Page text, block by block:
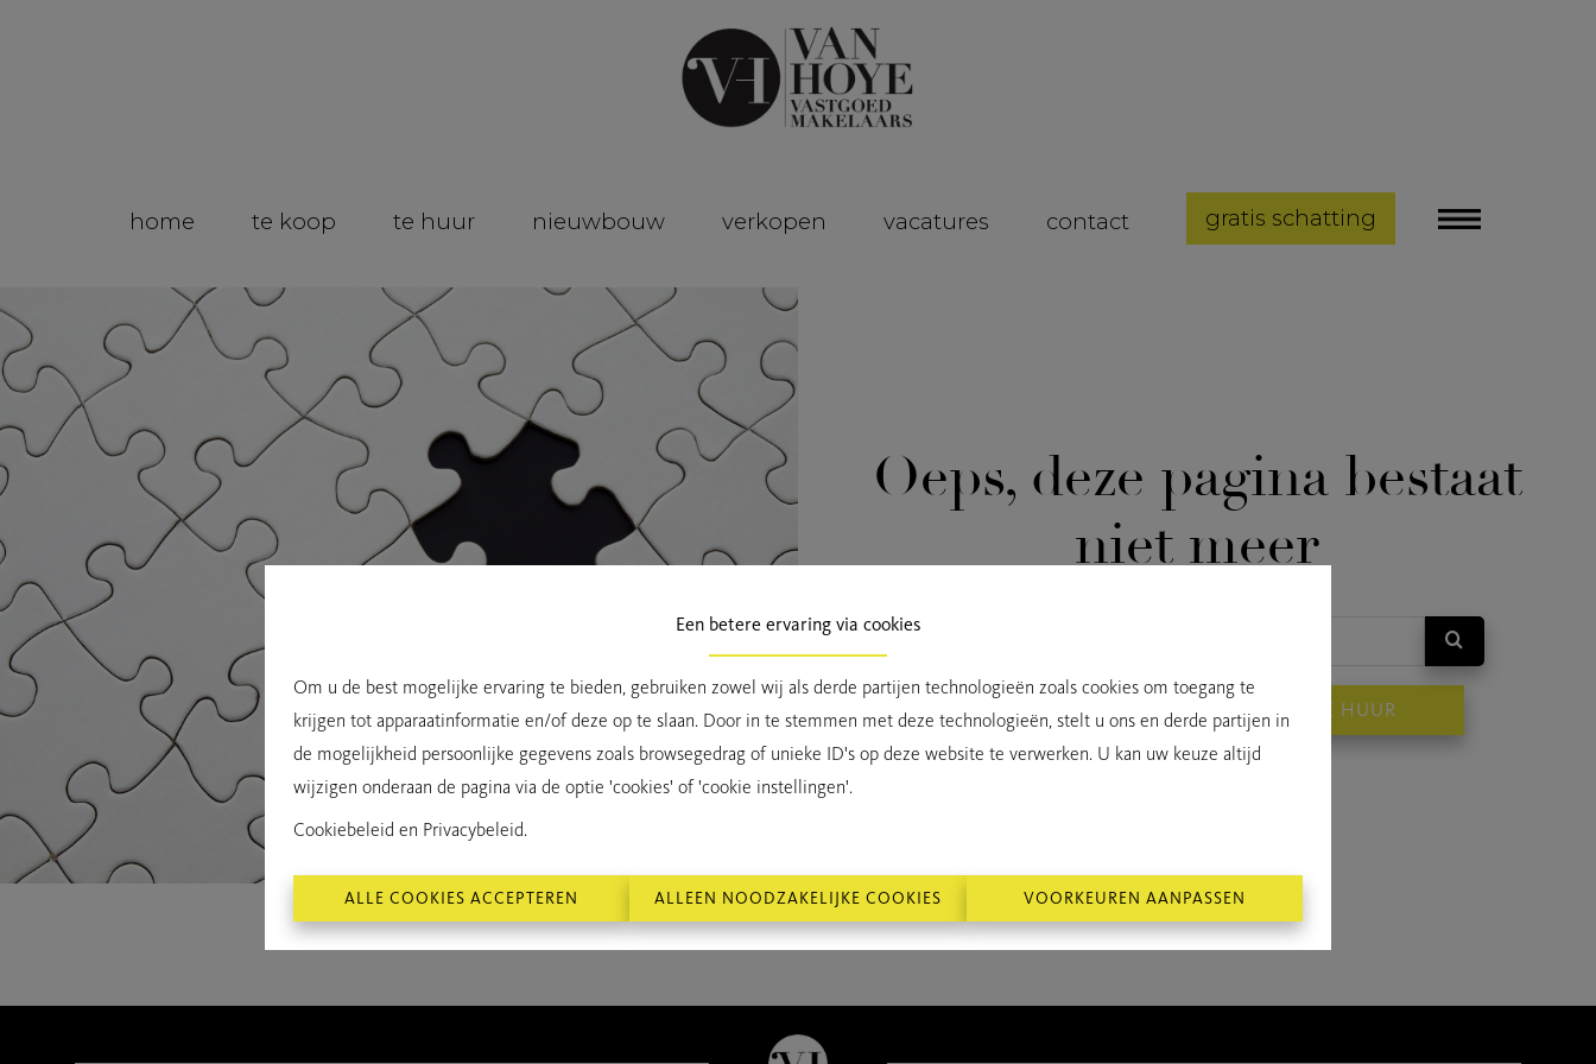
Een betere ervaring via cookies
Om u de best mogelijke ervaring te bieden, gebruiken zowel wij als derde partijen technologieën zoals cookies om toegang te
krijgen tot apparaatinformatie en/of deze op te slaan. Door in te stemmen met deze technologieën, stelt u ons en derde partijen in
de mogelijkheid persoonlijke gegevens zoals browsegedrag of unieke ID's op deze website te verwerken. U kan uw keuze altijd
wijzigen onderaan de pagina via de optie 'cookies' of 'cookie instellingen'.
Cookiebeleid en Privacybeleid.
ALLE COOKIES ACCEPTEREN ALLEEN NOODZAKELIJKE COOKIES VOORKEUREN AANPASSEN
home te koop te huur nieuwbouw verkopen vacatures contact gratis schatting
Oeps, deze pagina bestaat
niet meer
TE KOOP TE HUUR